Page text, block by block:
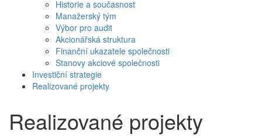
Historie a současnost
Manažerský tým
Výbor pro audit
Akcionářská struktura
Finanční ukazatele společnosti
Stanovy akciové společnosti
Investiční strategie
Realizované projekty
Realizované projekty